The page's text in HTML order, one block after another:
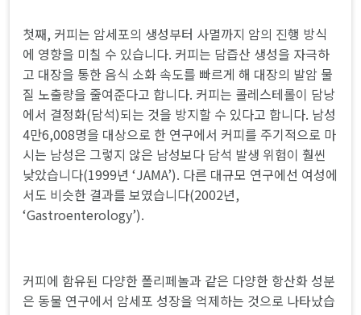
첫째, 커피는 암세포의 생성부터 사멸까지 암의 진행 방식
에 영향을 미칠 수 있습니다. 커피는 담즙산 생성을 자극하
고 대장을 통한 음식 소화 속도를 빠르게 해 대장의 발암 물
질 노출량을 줄여준다고 합니다. 커피는 콜레스테롤이 담낭
에서 결정화(담석)되는 것을 방지할 수 있다고 합니다. 남성
4만6,008명을 대상으로 한 연구에서 커피를 주기적으로 마
시는 남성은 그렇지 않은 남성보다 담석 발생 위험이 훨씬
낮았습니다(1999년 ‘JAMA’). 다른 대규모 연구에선 여성에
서도 비슷한 결과를 보였습니다(2002년,
‘Gastroenterology’).
커피에 함유된 다양한 폴리페놀과 같은 다양한 항산화 성분
은 동물 연구에서 암세포 성장을 억제하는 것으로 나타났습